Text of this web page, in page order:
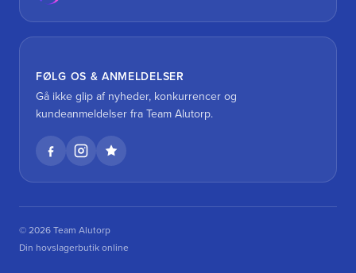
FØLG OS & ANMELDELSER
Gå ikke glip af nyheder, konkurrencer og
kundeanmeldelser fra Team Alutorp.
© 2026 Team Alutorp
Din hovslagerbutik online